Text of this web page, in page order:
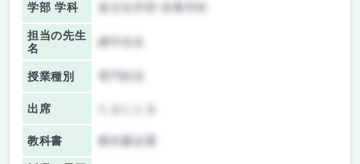
学部 学科 食文化学部 栄養学科
担当の先生
名
授業種別
出席
教科書 教科書必要